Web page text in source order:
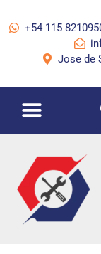
+54 115
Jose de